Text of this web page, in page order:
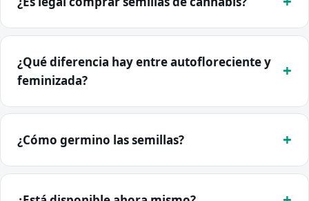
¿Qué diferencia hay entre autofloreciente y
feminizada?
¿Cómo germino las semillas?